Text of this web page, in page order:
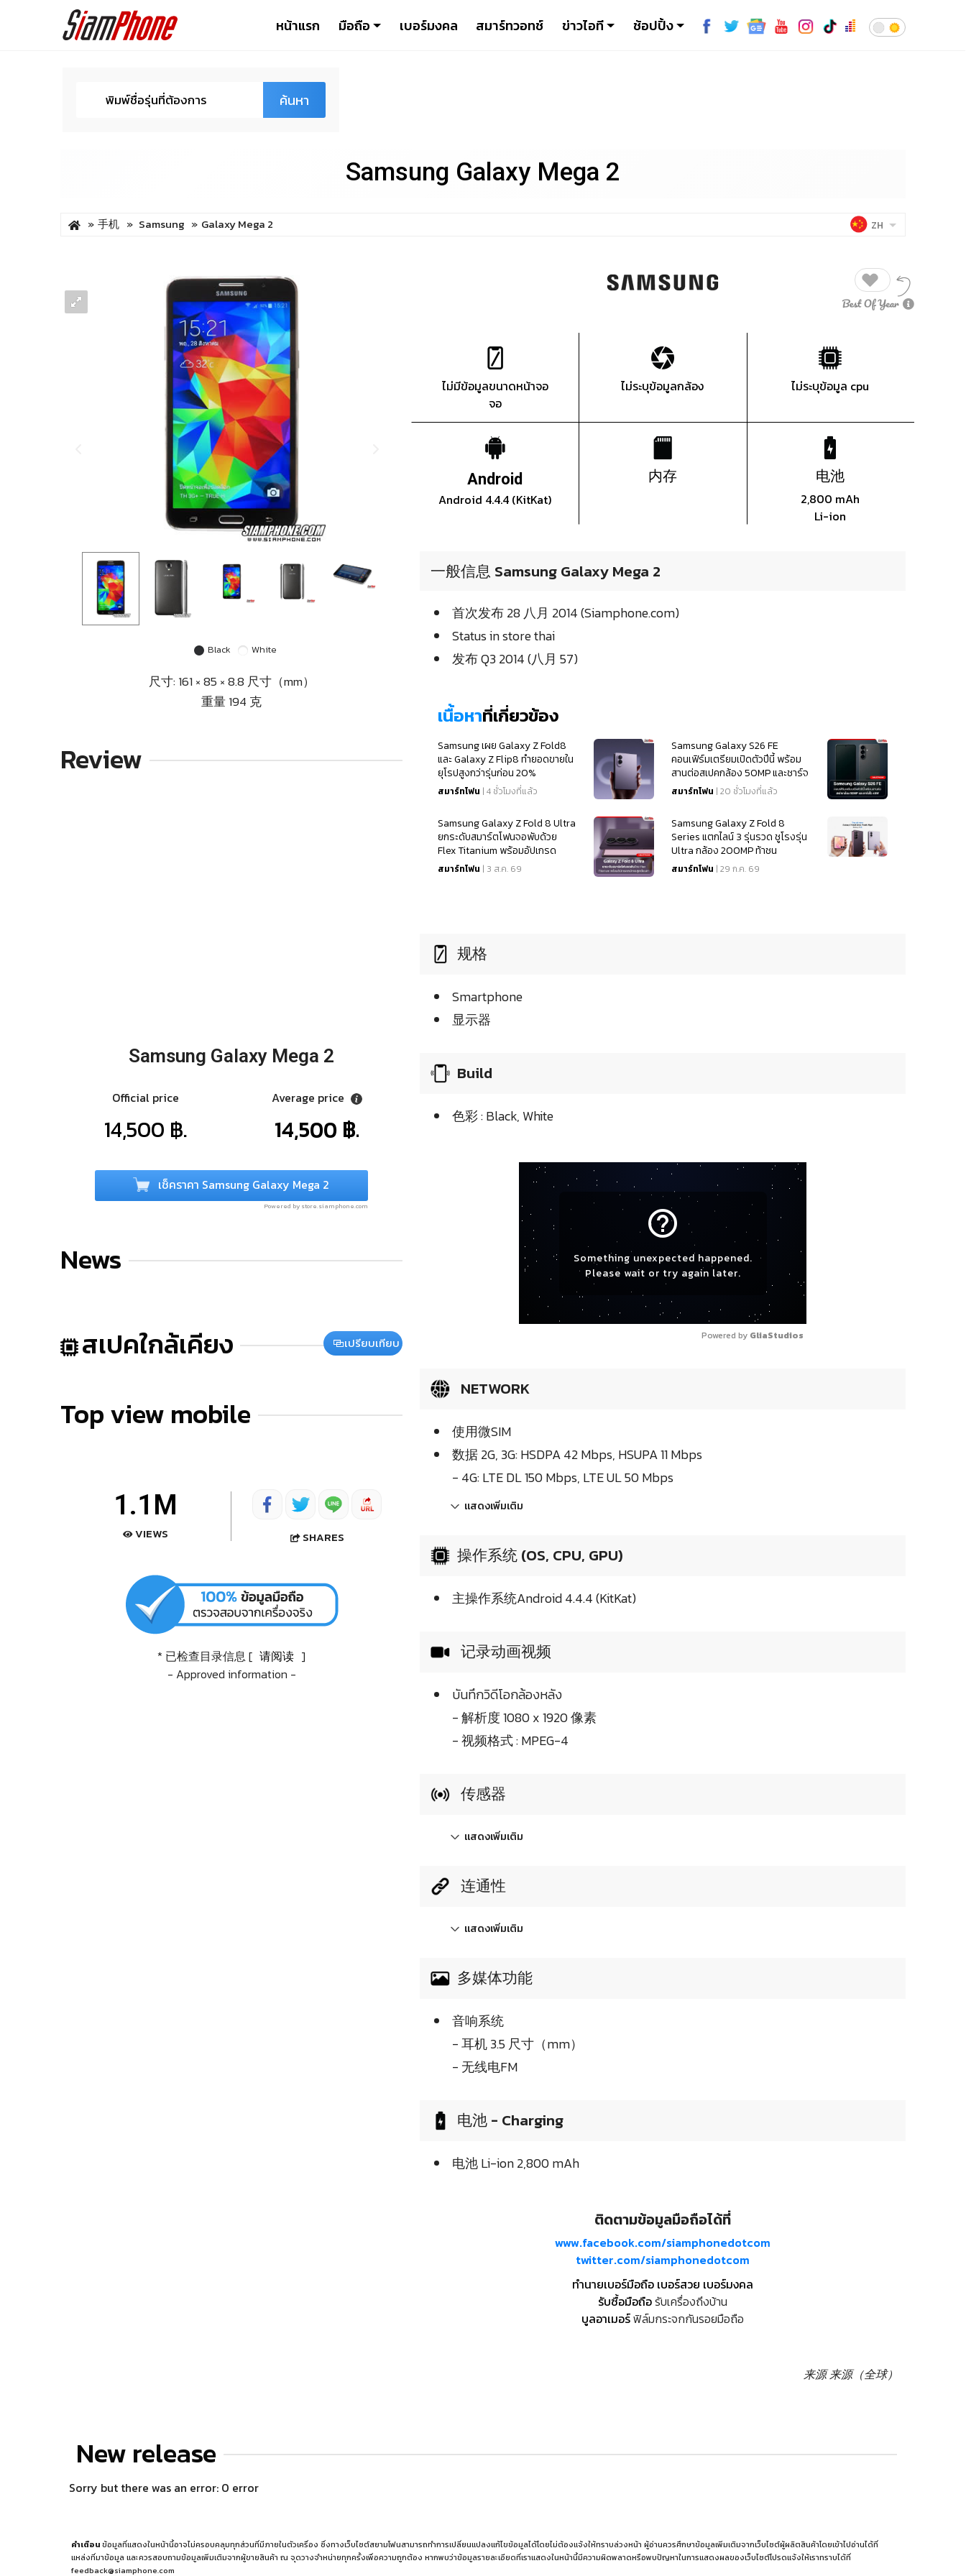
หน้าแรก มือถือ เบอร์มงคล สมาร์ทวอทช์ ข่าวไอที ช้อปปิ้ง
ค้นหา
Samsung Galaxy Mega 2
手机 Samsung Galaxy Mega 2 ZH
Black White
尺寸: 161 × 85 × 8.8 尺寸（mm）
重量 194 克
Review
Samsung Galaxy Mega 2
Official price
14,500 ฿.
Average price
14,500 ฿.
เช็คราคา Samsung Galaxy Mega 2
Powered by store.siamphone.com
News
สเปคใกล้เคียง เปรียบเทียบ
Top view mobile
1.1M
VIEWS SHARES
* 已检查目录信息 [ 请阅读 ]
- Approved information -
ไม่มีข้อมูลขนาดหน้าจอ
จอ
ไม่ระบุข้อมูลกล้อง ไม่ระบุข้อมูล cpu
Android
Android 4.4.4 (KitKat)
内存 电池
2,800 mAh
Li-ion
一般信息 Samsung Galaxy Mega 2
首次发布 28 八月 2014 (Siamphone.com)
Status in store thai
发布 Q3 2014 (八月 57)
เนื้อหาที่เกี่ยวข้อง
Samsung เผย Galaxy Z Fold8
และ Galaxy Z Flip8 ทำยอดขายใน
ยุโรปสูงกว่ารุ่นก่อน 20%
สมาร์ทโฟน | 4 ชั่วโมงที่แล้ว
Samsung Galaxy S26 FE
คอนเฟิร์มเตรียมเปิดตัวปีนี้ พร้อม
สานต่อสเปคกล้อง 50MP และชาร์จ
ไว 45W
สมาร์ทโฟน | 20 ชั่วโมงที่แล้ว
Samsung Galaxy Z Fold 8 Ultra
ยกระดับสมาร์ตโฟนจอพับด้วย
Flex Titanium พร้อมอัปเกรด
สเปคจอสุดเนียนตา
สมาร์ทโฟน | 3 ส.ค. 69
Samsung Galaxy Z Fold 8
Series แตกไลน์ 3 รุ่นรวด ชูโรงรุ่น
Ultra กล้อง 200MP ท้าชน
iPhone 18
สมาร์ทโฟน | 29 ก.ค. 69
规格
Smartphone
显示器
Build
色彩 : Black, White
help_outline
Something unexpected happened.
Please wait or try again later.
Powered by GliaStudios
NETWORK
使用微SIM
数据 2G, 3G: HSDPA 42 Mbps, HSUPA 11 Mbps
- 4G: LTE DL 150 Mbps, LTE UL 50 Mbps
แสดงเพิ่มเติม
操作系统 (OS, CPU, GPU)
主操作系统Android 4.4.4 (KitKat)
记录动画视频
บันทึกวิดีโอกล้องหลัง
- 解析度 1080 x 1920 像素
- 视频格式 : MPEG-4
传感器
แสดงเพิ่มเติม
连通性
แสดงเพิ่มเติม
多媒体功能
音响系统
- 耳机 3.5 尺寸（mm）
- 无线电FM
电池 - Charging
电池 Li-ion 2,800 mAh
ติดตามข้อมูลมือถือได้ที่
www.facebook.com/siamphonedotcom
twitter.com/siamphonedotcom
ทำนายเบอร์มือถือ เบอร์สวย เบอร์มงคล
รับซื้อมือถือรับเครื่องถึงบ้าน
บูลอาเมอร์ฟิล์มกระจกกันรอยมือถือ
来源来源（全球）
New release
Sorry but there was an error: 0 error
คำเตือนข้อมูลที่แสดงในหน้านี้อาจไม่ครอบคลุมทุกส่วนที่มีภายในตัวเครื่อง ซึ่งทางเว็บไซต์สยามโฟนสามารถทำการเปลี่ยนแปลงแก้ไขข้อมูลได้โดยไม่ต้องแจ้งให้ทราบล่วงหน้า ผู้อ่านควรศึกษาข้อมูลเพิ่มเติมจากเว็บไซต์ผู้ผลิตสินค้าโดยเข้าไปอ่านได้ที่
แหล่งที่มาข้อมูล และควรสอบถามข้อมูลเพิ่มเติมจากผู้ขายสินค้า ณ จุดวางจำหน่ายทุกครั้งเพื่อความถูกต้อง หากพบว่าข้อมูลรายละเอียดที่เราแสดงในหน้านี้มีความผิดพลาดหรือพบปัญหาในการแสดงผลของเว็บไซต์โปรดแจ้งให้เราทราบได้ที่
feedback@siamphone.com